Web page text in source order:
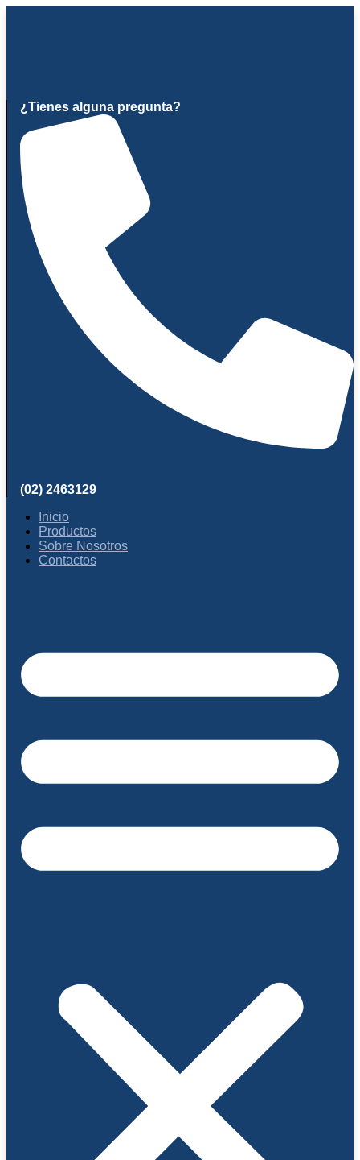
¿Tienes alguna pregunta?
(02) 2463129
Inicio
Productos
Sobre Nosotros
Contactos